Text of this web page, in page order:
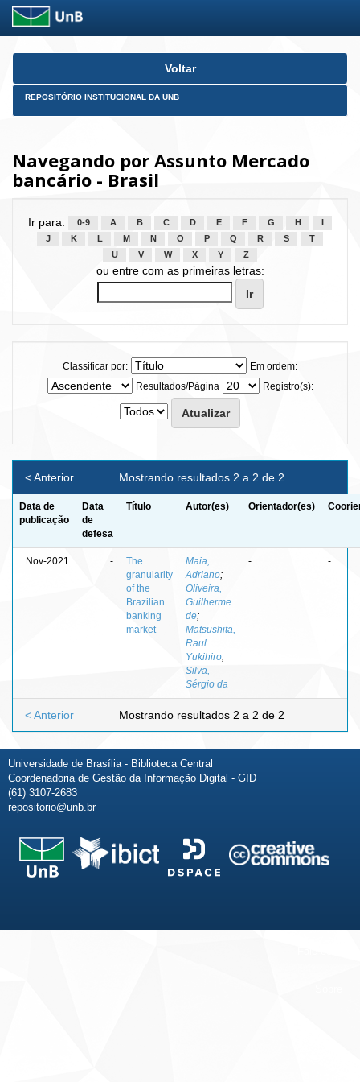
Skip
Voltar
REPOSITÓRIO INSTITUCIONAL DA UNB
Navegando por Assunto Mercado
bancário - Brasil
Ir para: 0-9 A B C D E F G H
J
K L M N O P Q R S
T
U
V W X Y Z
ou entre com as primeiras letras:
Classificar por:
Em ordem:
Resultados/Página
Registro(s):
Mostrando resultados 2 a 2 de 2
< Anterior
Data de
publicação
Data
de
defesa
Título Autor(es) Orientador(es)
Nov-2021 -
The
granularity
of the
Brazilian
banking
market
Maia,
Adriano;
Oliveira,
Guilherme
de;
Matsushita,
Raul
Yukihiro;
Silva,
Sérgio da
- -
Mostrando resultados 2 a 2 de 2
< Anterior
Universidade de Brasília - Biblioteca Central
Coordenadoria de Gestão da Informação Digital - GID
(61) 3107-2683
repositorio@unb.br